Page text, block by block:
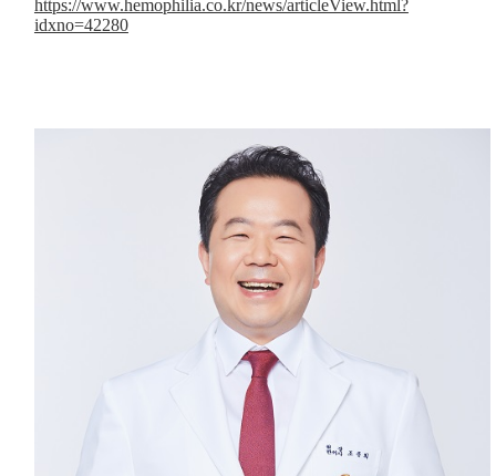
https://www.hemophilia.co.kr/news/articleView.html?
idxno=42280